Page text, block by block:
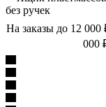
без ручек
На заказы до 12 000
000